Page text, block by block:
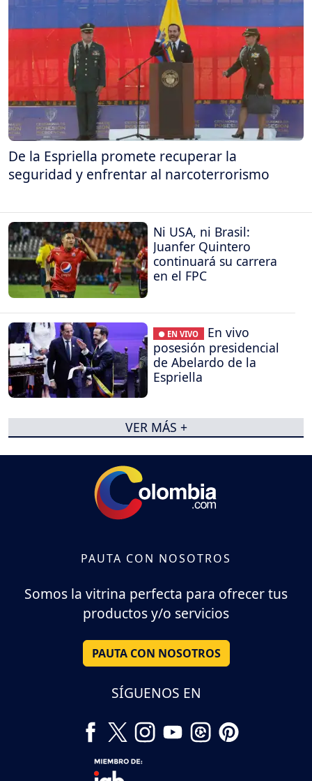
De la Espriella promete recuperar la
seguridad y enfrentar al narcoterrorismo
Ni USA, ni Brasil:
Juanfer Quintero
continuará su carrera
en el FPC
● EN VIVO
En vivo
posesión presidencial
de Abelardo de la
Espriella
VER MÁS +
PAUTA CON NOSOTROS
Somos la vitrina perfecta para ofrecer tus
productos y/o servicios
PAUTA CON NOSOTROS
SÍGUENOS EN